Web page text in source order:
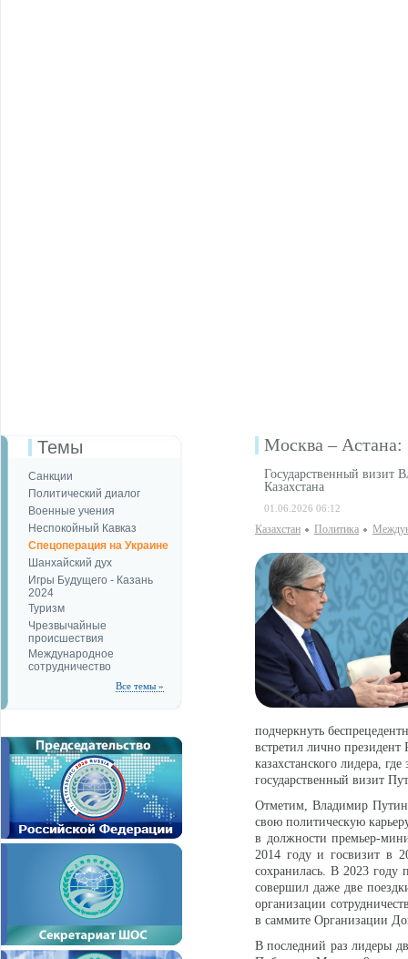
Темы
Санкции
Политический диалог
Военные учения
Неспокойный Кавказ
Спецоперация на Украине
Шанхайский дух
Игры Будущего - Казань
2024
Туризм
Чрезвычайные
происшествия
Международное
сотрудничество
Все темы »
Москва – Астана:
Государственный визит
Казахстана
01.06.2026 06:12
Казахстан Политика
подчеркнуть
встретил лично
казахстанского лидера,
государственный визит
Отметим, Владимир
свою политическую
в должности премьер-
2014 году и госвизит в
сохранилась. В 2023
совершил даже две
организации
в саммите Организации
В последний раз лидеры